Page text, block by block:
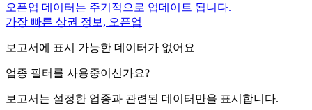
오픈업 데이터는 주기적으로 업데이트 됩니다.
가장 빠른 상권 정보, 오픈업
보고서에 표시 가능한 데이터가 없어요
업종 필터를 사용중이신가요?
보고서는 설정한 업종과 관련된 데이터만을 표시합니다.